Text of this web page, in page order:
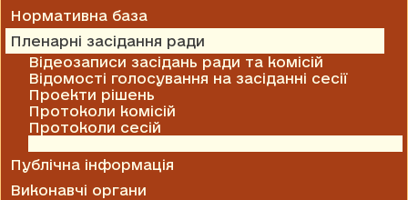
Нормативна база
Пленарні засідання ради
Відеозаписи засідань ради та комісій
Відомості голосування на засіданні сесії
Проекти рішень
Протоколи комісій
Протоколи сесій
Публічна інформація
Виконавчі органи